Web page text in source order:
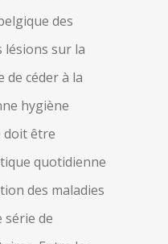
des
lésions sur la
de céder à la
hygiène
doit être
quotidienne
des maladies
de